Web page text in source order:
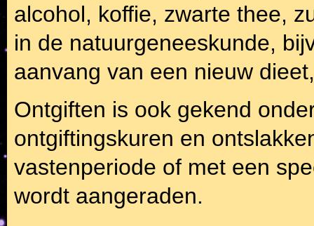
alcohol, koffie, zwarte thee,
in de natuurgeneeskunde,
aanvang van een nieuw
Ontgiften is ook gekend
ontgiftingskuren en
vastenperiode of met een
wordt aangeraden.